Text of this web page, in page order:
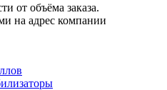
от объёма заказа.
на адрес компании